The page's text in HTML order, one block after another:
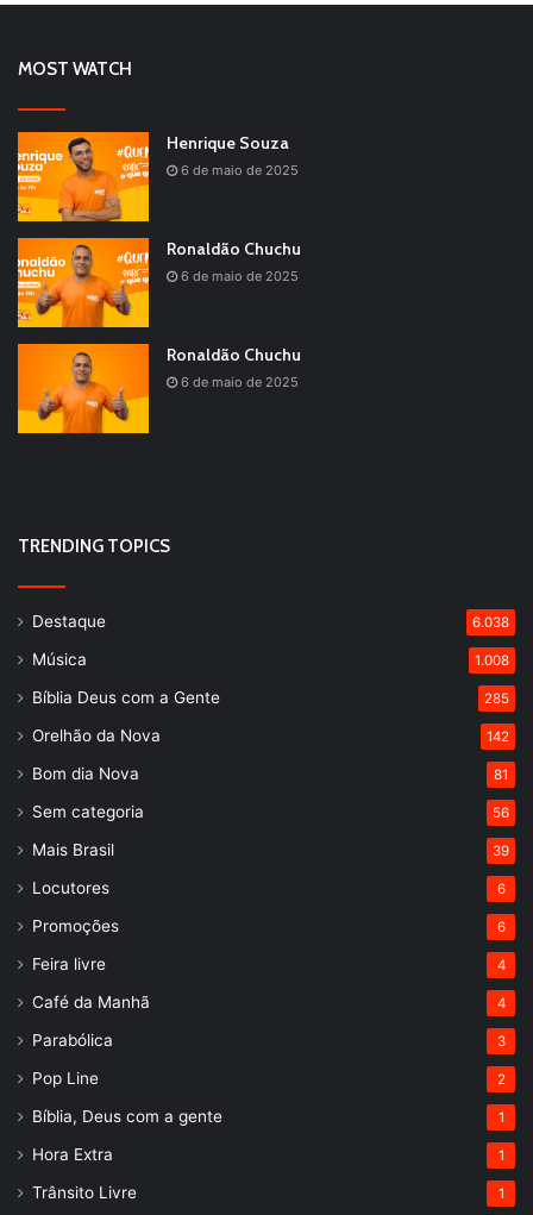
MOST WATCH
Henrique Souza
6 de maio de 2025
Ronaldão Chuchu
6 de maio de 2025
Ronaldão Chuchu
6 de maio de 2025
TRENDING TOPICS
Destaque 6.038
Música 1.008
Bíblia Deus com a Gente 285
Orelhão da Nova 142
Bom dia Nova 81
Sem categoria 56
Mais Brasil 39
Locutores 6
Promoções 6
Feira livre 4
Café da Manhã 4
Parabólica 3
Pop Line 2
Bíblia, Deus com a gente 1
Hora Extra 1
Trânsito Livre 1